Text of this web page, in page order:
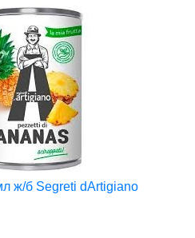
ж/б Segreti dArtigiano